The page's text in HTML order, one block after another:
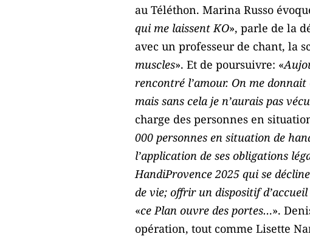
au Téléthon. Marina Russo
qui me laissent KO», parle de la
avec un professeur de chant, la
muscles». Et de poursuivre: «
rencontré l’amour. On me
mais sans cela je n’aurais pas
charge des personnes en
000 personnes en situation de
l’application de ses obligations
HandiProvence 2025 qui se
de vie; offrir un dispositif
«ce Plan ouvre des portes…».
opération, tout comme Lisette